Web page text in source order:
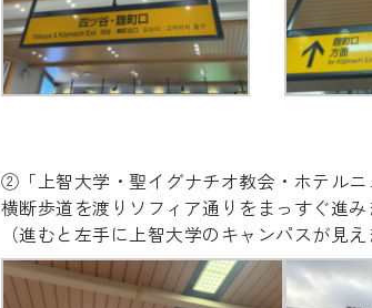
②「上智大学・聖イグナチオ教会・ホテル
横断歩道を渡りソフィア通りをまっすぐ進み
（進むと左手に上智大学のキャンパスが見え